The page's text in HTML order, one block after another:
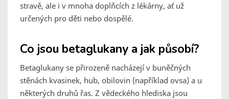
stravě, ale i v mnoha doplňcích z lékárny, ať už
určených pro děti nebo dospělé.
Co jsou betaglukany a jak působí?
Betaglukany se přirozeně nacházejí v buněčných
stěnách kvasinek, hub, obilovin (například ovsa) a u
některých druhů řas. Z vědeckého hlediska jsou